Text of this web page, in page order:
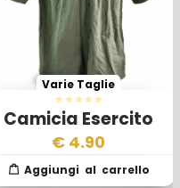
Camicia Esercito
Cecoslovacco
Verde II Scelta
Varie Taglie
€ 4.90